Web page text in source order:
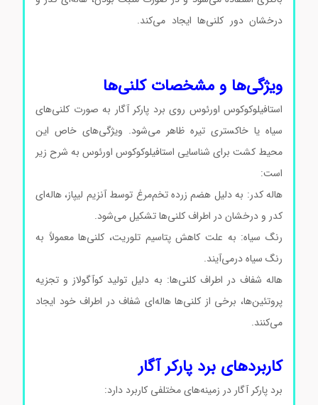
درخشان دور کلنی‌ها ایجاد می‌کند.خرید بردپارکرآگار خرید
ویژگی‌ها و مشخصات کلنی‌ها
استافیلوکوکوس اورئوس روی برد پارکر آگار به صورت کلنی‌های
سیاه یا خاکستری تیره ظاهر می‌شود. ویژگی‌های خاص این
محیط کشت برای شناسایی استافیلوکوکوس اورئوس به شرح زیر
است:محیط کشت بردپارکرآگار کد105406
هاله کدر: به دلیل هضم زرده تخم‌مرغ توسط آنزیم لیپاز، هاله‌ای
کدر و درخشان در اطراف کلنی‌ها تشکیل می‌شود.
رنگ سیاه: به علت کاهش پتاسیم تلوریت، کلنی‌ها معمولاً به
رنگ سیاه درمی‌آیند.
هاله شفاف در اطراف کلنی‌ها: به دلیل تولید کوآگولاز و تجزیه
پروتئین‌ها، برخی از کلنی‌ها هاله‌ای شفاف در اطراف خود ایجاد
می‌کنند.
کاربردهای برد پارکر آگار
برد پارکر آگار در زمینه‌های مختلفی کاربرد دارد: